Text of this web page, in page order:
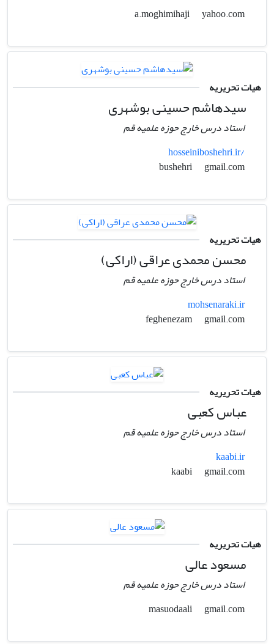
yahoo.com
هیات تحریریه
سیدهاشم حسینی بوشهری
استاد درس خارج حوزه علمیه قم
hosseiniboshehri.ir/
gmail.com
هیات تحریریه
محسن محمدی عراقی (اراکی)
استاد درس خارج حوزه علمیه قم
mohsenaraki.ir
gmail.com
هیات تحریریه
عباس کعبی
استاد درس خارج حوزه علمیه قم
kaabi.ir
gmail.com
هیات تحریریه
مسعود عالی
استاد درس خارج حوزه علمیه قم
gmail.com